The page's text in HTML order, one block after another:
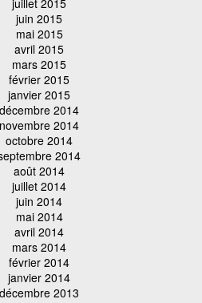
juillet 2015
juin 2015
mai 2015
avril 2015
mars 2015
février 2015
janvier 2015
décembre 2014
novembre 2014
octobre 2014
2014
août 2014
juillet 2014
juin 2014
mai 2014
avril 2014
mars 2014
février 2014
janvier 2014
décembre 2013